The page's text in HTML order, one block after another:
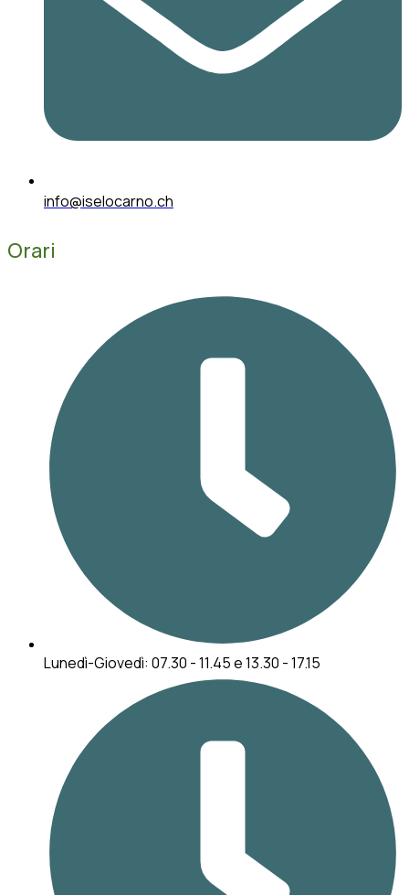
info@iselocarno.ch
Orari
Lunedì-Giovedì: 07.30 - 11.45 e 13.30 - 17.15